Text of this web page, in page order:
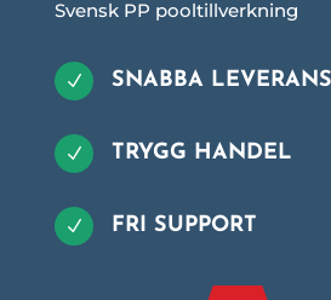
Svensk PP pooltillverkning
N SNABBA
N TRYGG HANDEL
N FRI SUPPORT